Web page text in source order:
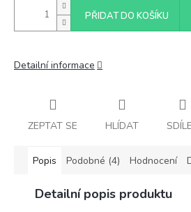
PŘIDAT DO KOŠÍKU
Detailní informace
ZEPTAT SE HLÍDAT
Popis Podobné (4) Hodnocení
Detailní popis produktu